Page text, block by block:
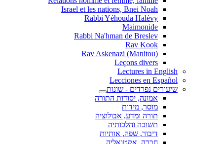
Israel et les nations, Bnei Noah
Rabbi Yéhouda Halévy
Maimonide
Rabbi Na'hman de Breslev
Rav Kook
(Rav Askenazi (Manitou
Leçons divers
Lectures in English
Lecciones en Español
שיעורים נפרדים - שונות
אמונה, יסודות התורה
מוסר, מידות
תורה ומדע, אבולוציה
תשובה והלכותיה
דיבור, שפה, אותיות
חברה, אקטואליה